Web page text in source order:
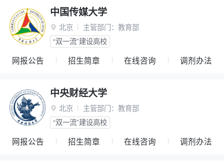
中国传媒大学
 北京 主管部门： 教育部
“双一流”建设高校
网报公告 招生简章 在线咨询 调剂办法
中央财经大学
 北京 主管部门： 教育部
“双一流”建设高校
网报公告 招生简章 在线咨询 调剂办法